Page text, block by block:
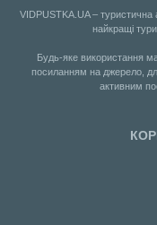
VIDPUSTKA.UA – туристична
найкращі
Будь-яке використання
посиланням на джерело, для
активним